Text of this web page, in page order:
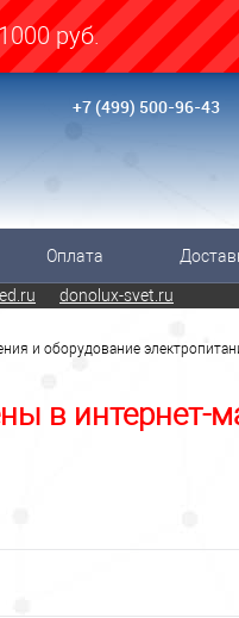
руб.
+7 (499) 500-96-43
Оплата
donolux-svet.ru
и оборудование
в интернет-